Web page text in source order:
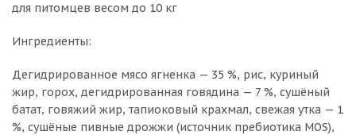
для питомцев весом до 10 кг
Ингредиенты:
Дегидрированное мясо ягненка — 35 %, рис, куриный
жир, горох, дегидрированная говядина — 7 %, сушёный
батат, говяжий жир, тапиоковый крахмал, свежая утка — 1
%, сушёные пивные дрожжи (источник пребиотика MOS),